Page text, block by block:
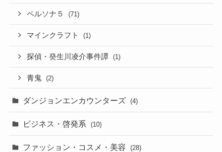
ペルソナ５ (71)
マインクラフト (1)
探偵・癸生川凌介事件譚 (1)
青鬼 (2)
ダンジョンエンカウンターズ (4)
ビジネス・啓発系 (10)
ファッション・コスメ・美容 (28)